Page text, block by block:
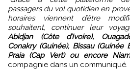
passagers du vol quotidien en
horaires viennent d’être
souhaitent, continuer leur
Abidjan (Côte d’Ivoire),
Conakry (Guinée), Bissau (Guinée
Praia (Cap Vert) ou encore
compagnie dans un communiqué.